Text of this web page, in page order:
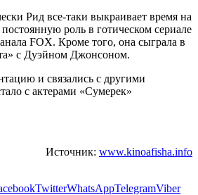
Рид все-таки выкраивает время на
роль в готическом сериале
FOX. Кроме того, она сыграла в
с Дуэйном Джонсоном.
Источник: www.kinoafisha.info
TwitterWhatsAppTelegramViber